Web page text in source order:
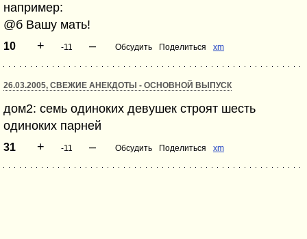
например:
@б Вашу мать!
10 + -11 – Обсудить Поделиться xm
26.03.2005, СВЕЖИЕ АНЕКДОТЫ - ОСНОВНОЙ ВЫПУСК
дом2: семь одиноких девушек строят шесть
одиноких парней
31 + -11 – Обсудить Поделиться xm